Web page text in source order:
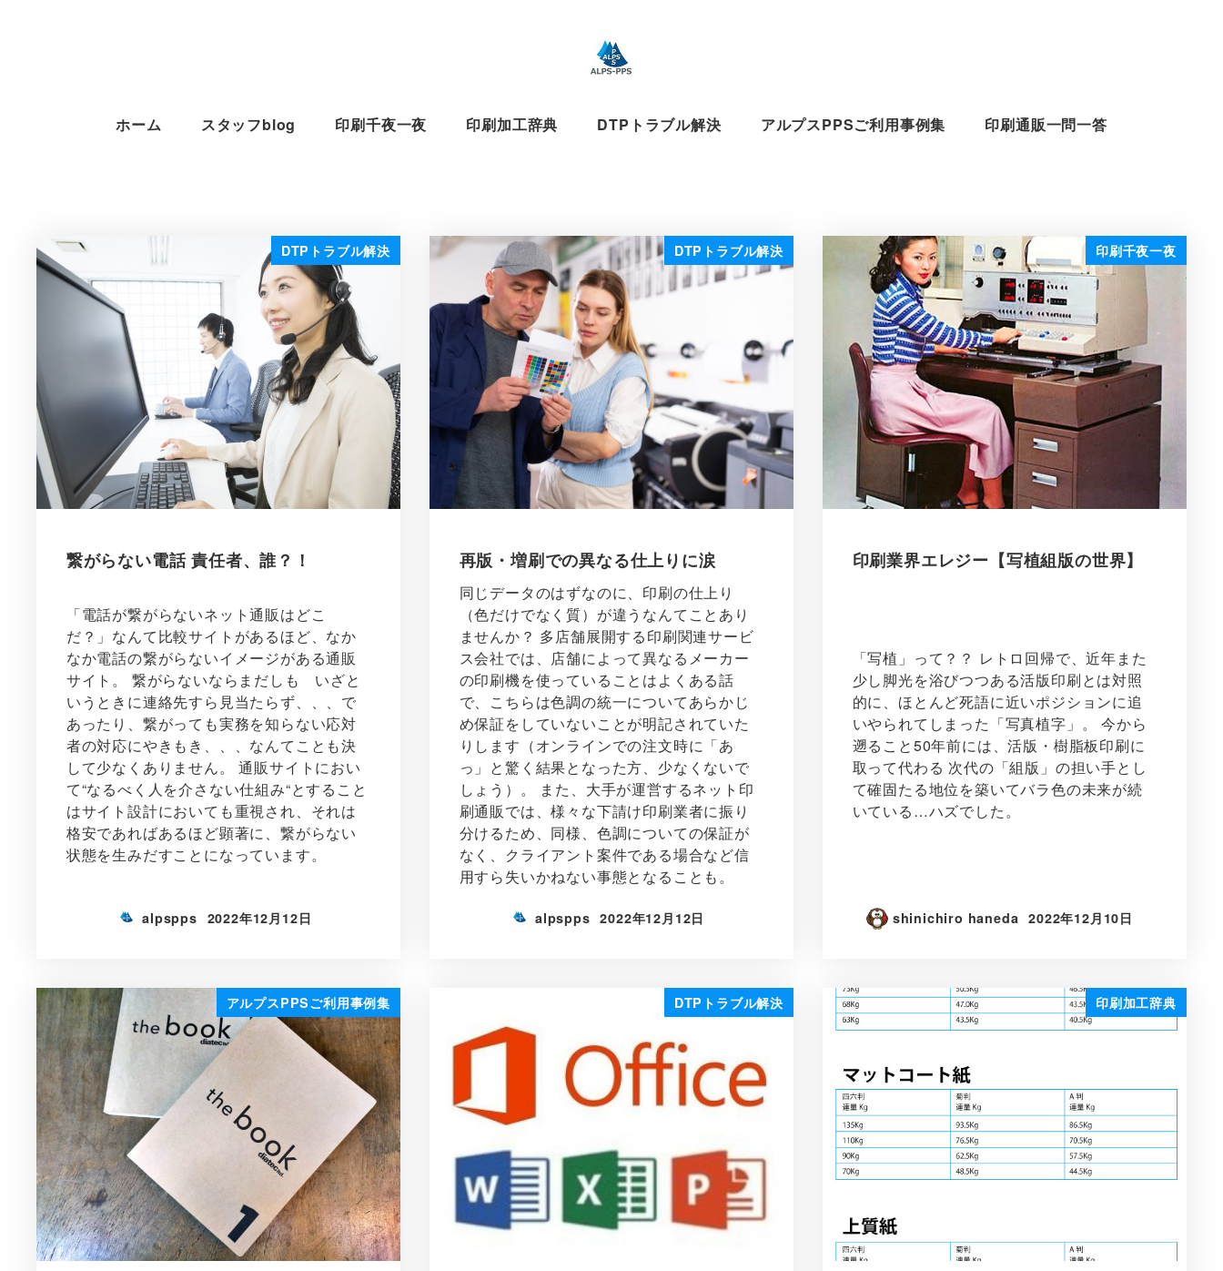
ホーム スタッフblog 印刷千夜一夜 印刷加工辞典 DTPトラブル解決 アルプスPPSご利用事例集 印刷通販一問一答
DTPトラブル解決
繋がらない電話 責任者、誰？！
「電話が繋がらないネット通販はどこ
だ？」なんて比較サイトがあるほど、なか
なか電話の繋がらないイメージがある通販
サイト。 繋がらないならまだしも いざと
いうときに連絡先すら見当たらず、、、で
あったり、繋がっても実務を知らない応対
者の対応にやきもき、、、なんてことも決
して少なくありません。 通販サイトにおい
て“なるべく人を介さない仕組み“とすること
はサイト設計においても重視され、それは
格安であればあるほど顕著に、繋がらない
状態を生みだすことになっています。
alpspps 2022年12月12日
DTPトラブル解決
再版・増刷での異なる仕上りに涙
同じデータのはずなのに、印刷の仕上り
（色だけでなく質）が違うなんてことあり
ませんか？ 多店舗展開する印刷関連サービ
ス会社では、店舗によって異なるメーカー
の印刷機を使っていることはよくある話
で、こちらは色調の統一についてあらかじ
め保証をしていないことが明記されていた
りします（オンラインでの注文時に「あ
っ」と驚く結果となった方、少なくないで
しょう）。 また、大手が運営するネット印
刷通販では、様々な下請け印刷業者に振り
分けるため、同様、色調についての保証が
なく、クライアント案件である場合など信
用すら失いかねない事態となることも。
alpspps 2022年12月12日
印刷千夜一夜
印刷業界エレジー【写植組版の世界】
「写植」って？？ レトロ回帰で、近年また
少し脚光を浴びつつある活版印刷とは対照
的に、ほとんど死語に近いポジションに追
いやられてしまった「写真植字」。 今から
遡ること50年前には、活版・樹脂板印刷に
取って代わる 次代の「組版」の担い手とし
て確固たる地位を築いてバラ色の未来が続
いている…ハズでした。
shinichiro haneda 2022年12月10日
アルプスPPSご利用事例集 DTPトラブル解決 印刷加工辞典